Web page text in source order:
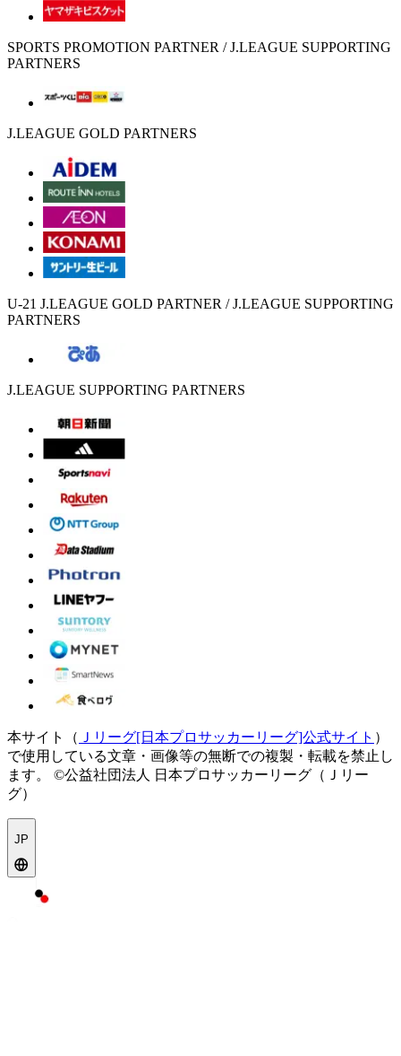
SPORTS PROMOTION PARTNER / J.LEAGUE SUPPORTING
PARTNERS
J.LEAGUE GOLD PARTNERS
U-21 J.LEAGUE GOLD PARTNER / J.LEAGUE SUPPORTING
PARTNERS
J.LEAGUE SUPPORTING PARTNERS
本サイト（ Ｊリーグ[日本プロサッカーリーグ]公式サイト ）
で使用している文章・画像等の無断での複製・転載を禁止し
ます。
©公益社団法人 日本プロサッカーリーグ（Ｊリー
グ）
JP